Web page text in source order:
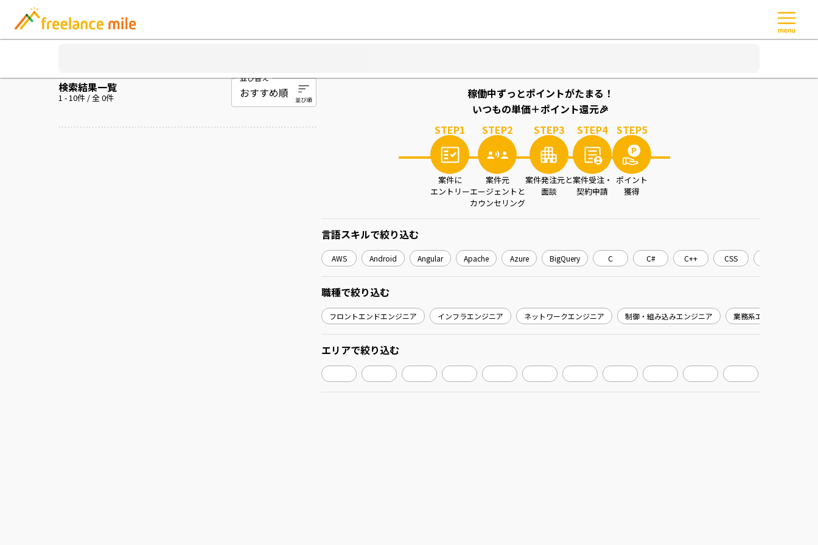
検索結果一覧
1 -10件 / 全0件
並び替え
稼働中ずっとポイントがたまる！
いつもの単価＋ポイント還元🎉
STEP1
案件に
エントリー
STEP2
案件元
エージェントと
カウンセリング
STEP3
案件発注元と
面談
STEP4
案件受注・
契約申請
STEP5
ポイント
獲得
言語スキルで絞り込む
AWS Android Angular Apache Azure BigQuery C C# C++ CSS
職種で絞り込む
フロントエンドエンジニア インフラエンジニア ネットワークエンジニア 制御・組み込みエンジニア 業務系エンジニア
エリアで絞り込む